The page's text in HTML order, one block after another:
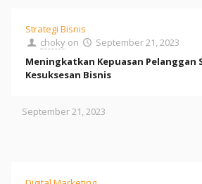
Strategi Bisnis
choky on
September 21, 2023
Meningkatkan Kepuasan Pelanggan
Kesuksesan Bisnis
September 21, 2023